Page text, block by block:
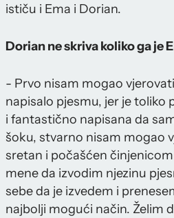
ističu i Ema i Dorian.
Dorian ne skriva koliko ga je
- Prvo nisam mogao
napisalo pjesmu, jer je toliko
i fantastično napisana da
šoku, stvarno nisam mogao
sretan i počašćen
mene da izvodim njezinu
sebe da je izvedem i
najbolji mogući način. Želim